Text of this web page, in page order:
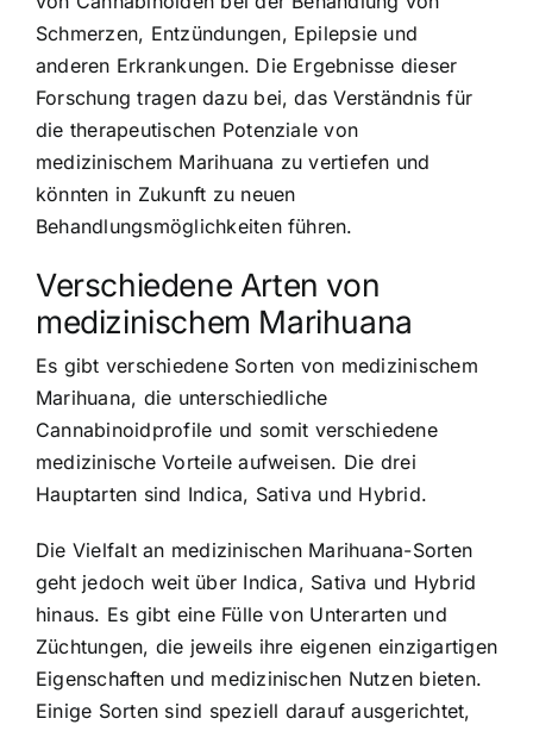
Schmerzen, Entzündungen, Epilepsie und
anderen Erkrankungen. Die Ergebnisse dieser
Forschung tragen dazu bei, das Verständnis für
die therapeutischen Potenziale von
medizinischem Marihuana zu vertiefen und
könnten in Zukunft zu neuen
Behandlungsmöglichkeiten führen.
Verschiedene Arten von
medizinischem Marihuana
Es gibt verschiedene Sorten von medizinischem
Marihuana, die unterschiedliche
Cannabinoidprofile und somit verschiedene
medizinische Vorteile aufweisen. Die drei
Hauptarten sind Indica, Sativa und Hybrid.
Die Vielfalt an medizinischen Marihuana-Sorten
geht jedoch weit über Indica, Sativa und Hybrid
hinaus. Es gibt eine Fülle von Unterarten und
Züchtungen, die jeweils ihre eigenen einzigartigen
Eigenschaften und medizinischen Nutzen bieten.
Einige Sorten sind speziell darauf ausgerichtet,